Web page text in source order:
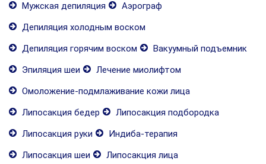
Мужская депиляция
Аэрограф
Депиляция холодным воском
Депиляция горячим воском
Вакуумный подъемник
Эпиляция шеи
Лечение миолифтом
Омоложение-подмлаживание кожи лица
Липосакция бедер
Липосакция подбородка
Липосакция руки
Индиба-терапия
Липосакция шеи
Липосакция лица